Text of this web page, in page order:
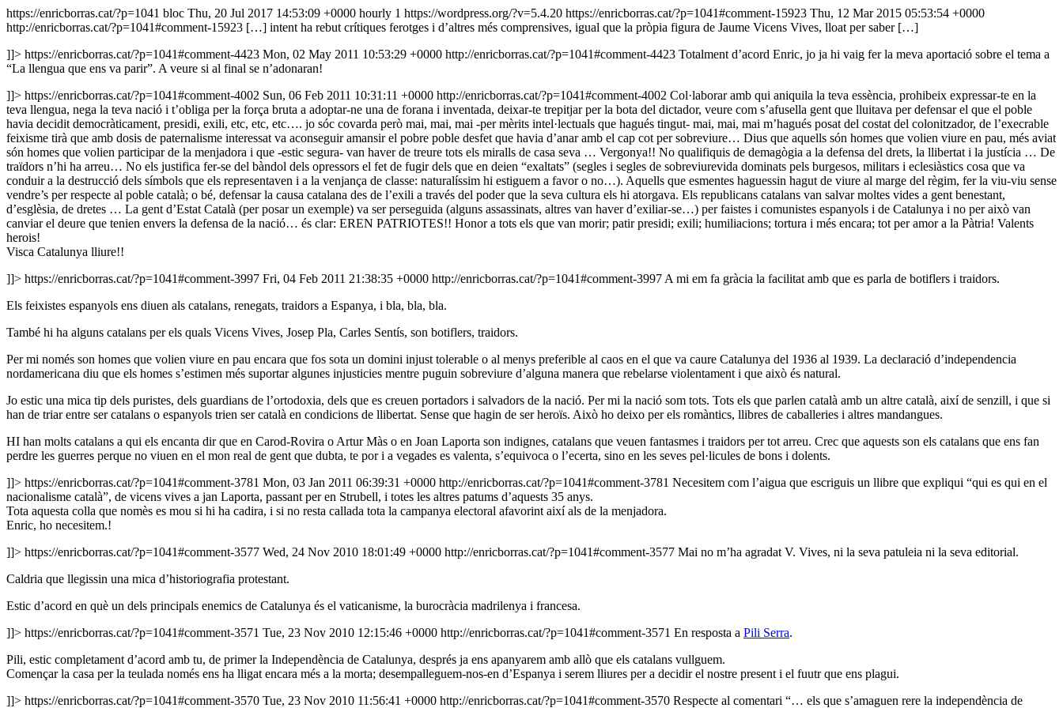
https://enricborras.cat/?p=1041 bloc Thu, 20 Jul 2017 14:53:09 +0000 hourly 1 https://wordpress.org/?v=5.4.20 https://enricborras.cat/?p=1041#comment-15923 Thu, 12 Mar 2015 05:53:54 +0000
http://enricborras.cat/?p=1041#comment-15923 […] intent ha rebut crítiques ferotges i d’altres més comprensives, igual que la pròpia figura de Jaume Vicens Vives, lloat per saber […]
]]> https://enricborras.cat/?p=1041#comment-4423 Mon, 02 May 2011 10:53:29 +0000 http://enricborras.cat/?p=1041#comment-4423 Totalment d’acord Enric, jo ja hi vaig fer la meva aportació sobre el tema a
“La llengua que ens va parir”. A veure si al final se n’adonaran!
]]> https://enricborras.cat/?p=1041#comment-4002 Sun, 06 Feb 2011 10:31:11 +0000 http://enricborras.cat/?p=1041#comment-4002 Col·laborar amb qui aniquila la teva essència, prohibeix expressar-te en la
teva llengua, nega la teva nació i t’obliga per la força bruta a adoptar-ne una de forana i inventada, deixar-te trepitjar per la bota del dictador, veure com s’afusella gent que lluitava per defensar el que el poble
havia decidit democràticament, presidi, exili, etc, etc, etc…. jo sóc covarda però mai, mai, mai -per mèrits intel·lectuals que hagués tingut- mai, mai, mai m’hagués posat del costat del colonitzador, de l’execrable
feixisme tirà que amb dosis de paternalisme interessat va aconseguir amansir el pobre poble desfet que havia d’anar amb el cap cot per sobreviure… Dius que aquells són homes que volien viure en pau, més aviat
són homes que volien participar de la menjadora i que -estic segura- van haver de treure tots els miralls de casa seva … Vergonya!! No qualifiquis de demagògia a la defensa del drets, la llibertat i la justícia … De
traïdors n’hi ha arreu… No els justifica fer-se del bàndol dels opressors el fet de fugir dels que en deien “exaltats” (segles i segles de sobreviurevida dominats pels burgesos, militars i eclesiàstics cosa que va
conduir a la destrucció dels símbols que els representaven i a la venjança de classe: naturalíssim hi estiguem a favor o no…). Aquells que esmentes haguessin hagut de viure al marge del règim, fer la viu-viu sense
vendre’s per respecte al poble català; o bé, defensar la causa catalana des de l’exili a través del poder que la seva cultura els hi atorgava. Els republicans catalans van salvar moltes vides a gent benestant,
d’esglèsia, de dretes … La gent d’Estat Català (per posar un exemple) va ser perseguida (alguns assassinats, altres van haver d’exiliar-se…) per faistes i comunistes espanyols i de Catalunya i no per això van
canviar el deure que tenien envers la defensa de la nació… és clar: EREN PATRIOTES!! Honor a tots els que van morir; patir presidi; exili; humiliacions; tortura i més encara; tot per amor a la Pàtria! Valents
herois!
Visca Catalunya lliure!!
]]> https://enricborras.cat/?p=1041#comment-3997 Fri, 04 Feb 2011 21:38:35 +0000 http://enricborras.cat/?p=1041#comment-3997 A mi em fa gràcia la facilitat amb que es parla de botiflers i traidors.
Els feixistes espanyols ens diuen als catalans, renegats, traidors a Espanya, i bla, bla, bla.
També hi ha alguns catalans per els quals Vicens Vives, Josep Pla, Carles Sentís, son botiflers, traidors.
Per mi només son homes que volien viure en pau encara que fos sota un domini injust tolerable o al menys preferible al caos en el que va caure Catalunya del 1936 al 1939. La declaració d’independencia
nordamericana diu que els homes s’estimen més suportar algunes injusticies mentre puguin sobreviure d’alguna manera que rebelarse violentament i que això és natural.
Jo estic una mica tip dels puristes, dels guardians de l’ortodoxia, dels que es creuen portadors i salvadors de la nació. Per mi la nació som tots. Tots els que parlen català amb un altre català, així de senzill, i que si
han de triar entre ser catalans o espanyols trien ser català en condicions de llibertat. Sense que hagin de ser heroïs. Això ho deixo per els romàntics, llibres de caballeries i altres mandangues.
HI han molts catalans a qui els encanta dir que en Carod-Rovira o Artur Màs o en Joan Laporta son indignes, catalans que veuen fantasmes i traidors per tot arreu. Crec que aquests son els catalans que ens fan
perdre les guerres perque no viuen en el mon real de gent que dubta, te por i a vegades es valenta, s’equivoca o l’ecerta, sino en les seves pel·licules de bons i dolents.
]]> https://enricborras.cat/?p=1041#comment-3781 Mon, 03 Jan 2011 06:39:31 +0000 http://enricborras.cat/?p=1041#comment-3781 Necesitem com l’aigua que escriguis un llibre que expliqui “qui es qui en el
nacionalisme català”, de vicens vives a jan Laporta, passant per en Strubell, i totes les altres patums d’aquests 35 anys.
Tota aquesta colla que nomès es mou si hi ha cadira, i si no resta callada tota la campanya electoral afavorint així als de la menjadora.
Enric, ho necesitem.!
]]> https://enricborras.cat/?p=1041#comment-3577 Wed, 24 Nov 2010 18:01:49 +0000 http://enricborras.cat/?p=1041#comment-3577 Mai no m’ha agradat V. Vives, ni la seva patuleia ni la seva editorial.
Caldria que llegissin una mica d’historiografia protestant.
Estic d’acord en què un dels principals enemics de Catalunya és el vaticanisme, la burocràcia madrilenya i francesa.
]]> https://enricborras.cat/?p=1041#comment-3571 Tue, 23 Nov 2010 12:15:46 +0000 http://enricborras.cat/?p=1041#comment-3571 En resposta a Pili Serra.
Pili, estic completament d’acord amb tu, de primer la Independència de Catalunya, després ja ens apanyarem amb allò que els catalans vullguem.
Començar la casa per la teulada només ens ha lligat encara més a la morta; desempalleguem-nos-en d’Espanya i serem lliures per a decidir el nostre present i el fuutr que ens plagui.
]]> https://enricborras.cat/?p=1041#comment-3570 Tue, 23 Nov 2010 11:56:41 +0000 http://enricborras.cat/?p=1041#comment-3570 Respecte al comentari “… els que s’amaguen rere la independència de